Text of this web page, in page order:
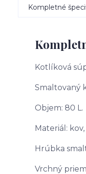
Kompletné
Kotlíková
Smaltovaný
Objem: 80 L.
Materiál:
Hrúbka
Vrchný